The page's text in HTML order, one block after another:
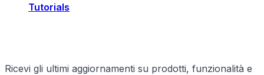
Tutorials
Ricevi gli ultimi aggiornamenti su prodotti, funzionalità e